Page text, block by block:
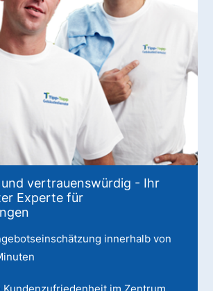
und vertrauenswürdig - Ihr
Experte für
innerhalb von